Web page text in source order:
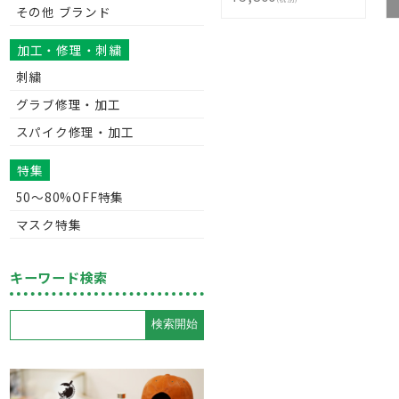
その他 ブランド
加工・修理・刺繍
刺繍
グラブ修理・加工
スパイク修理・加工
特集
50〜80%OFF特集
マスク特集
キーワード検索